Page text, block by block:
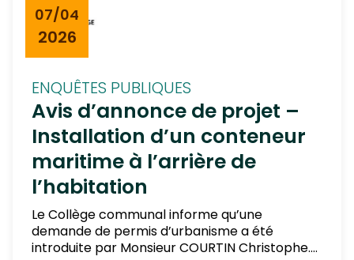
Avis d’annonce de projet –
Installation d’un conteneur
maritime à l’arrière de
l’habitation
ENQUÊTES PUBLIQUES
07/04
2026
Le Collège communal informe qu’une
demande de permis d’urbanisme a été
introduite par Monsieur COURTIN Christophe.